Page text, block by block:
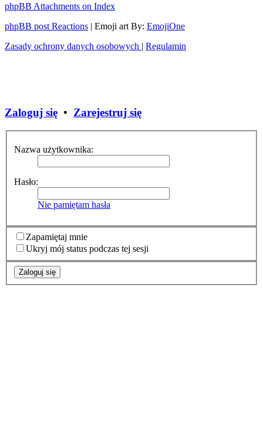
phpBB Attachments on Index
phpBB post Reactions | Emoji art By: EmojiOne
Zasady ochrony danych osobowych | Regulamin
Zaloguj się • Zarejestruj się
Nazwa użytkownika:
Hasło:
Nie pamiętam hasła
Zapamiętaj mnie
Ukryj mój status podczas tej sesji